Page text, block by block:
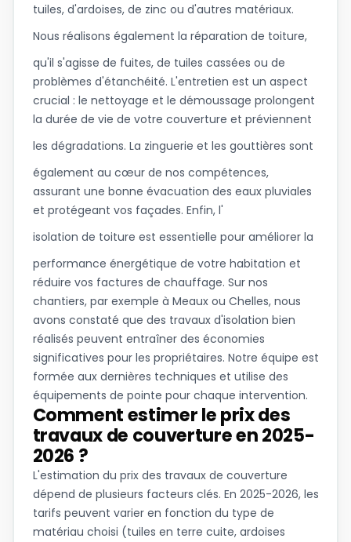
tuiles, d'ardoises, de zinc ou d'autres matériaux.
Nous réalisons également la réparation de toiture,
qu'il s'agisse de fuites, de tuiles cassées ou de
problèmes d'étanchéité. L'entretien est un aspect
crucial : le nettoyage et le démoussage prolongent
la durée de vie de votre couverture et préviennent
les dégradations. La zinguerie et les gouttières sont
également au cœur de nos compétences,
assurant une bonne évacuation des eaux pluviales
et protégeant vos façades. Enfin, l'
isolation de toiture est essentielle pour améliorer la
performance énergétique de votre habitation et
réduire vos factures de chauffage. Sur nos
chantiers, par exemple à Meaux ou Chelles, nous
avons constaté que des travaux d'isolation bien
réalisés peuvent entraîner des économies
significatives pour les propriétaires. Notre équipe est
formée aux dernières techniques et utilise des
équipements de pointe pour chaque intervention.
Comment estimer le prix des
travaux de couverture en 2025-
2026 ?
L'estimation du prix des travaux de couverture
dépend de plusieurs facteurs clés. En 2025-2026, les
tarifs peuvent varier en fonction du type de
matériau choisi (tuiles en terre cuite, ardoises